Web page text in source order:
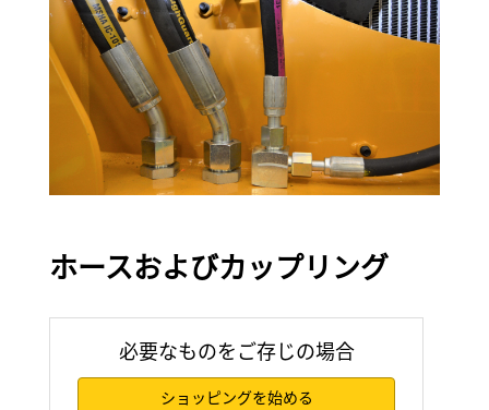
ホースおよびカップリング
必要なものをご存じの場合
ショッピングを始める